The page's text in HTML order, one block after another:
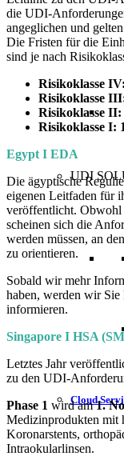
UDI
Cloud
die UDI-
angeglichen und
Die Fristen für die
sind je nach
Risikoklasse
Risikoklasse
Risikoklasse
Risikoklasse I:
Egypt I EDA
Die ägyptische
eigenen Leitfaden für
veröffentlicht. Obwohl
scheinen sich die
werden müssen, an
zu orientieren.
Sobald wir mehr
haben, werden wir
informieren.
Singapore I HSA
Letztes Jahr
zu den UDI-
Phase 1 wird am1.
Medizinprodukten mit
Koronarstents,
Intraokularlinsen.